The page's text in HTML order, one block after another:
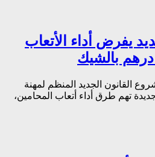
يفرض أداء الأتعاب
القانون الجديد المنظم لمهنة
تهم طرق أداء أتعاب المحامين،